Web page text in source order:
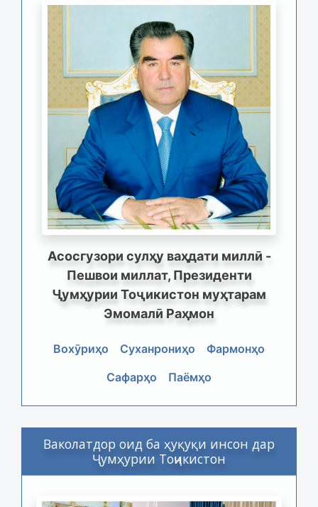
Асосгузори сулҳу ваҳдати миллӣ -
Пешвои миллат, Президенти
Ҷумҳурии Тоҷикистон муҳтарам
Эмомалӣ Раҳмон
Вохӯриҳо Суханрониҳо
Фармонҳо
Сафарҳо
Паёмҳо
Ваколатдор оид ба ҳуқуқи инсон дар
Ҷумҳурии Тоҷикистон